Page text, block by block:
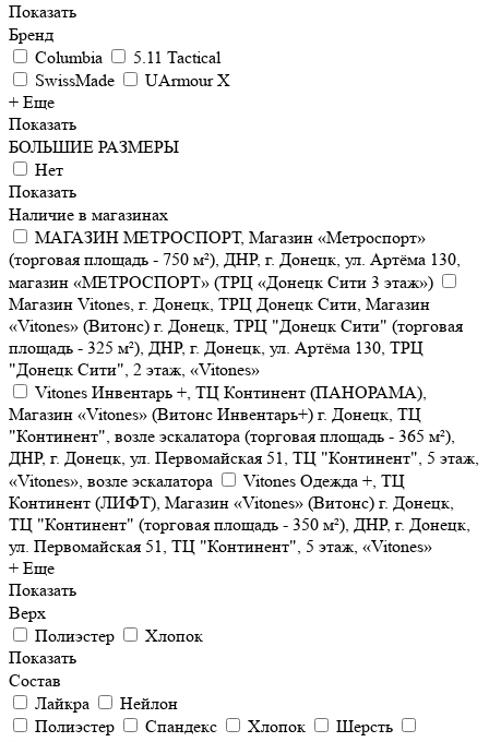
Показать
Бренд
Columbia
5.11 Tactical
SwissMade
UArmour X
+ Еще
Показать
БОЛЬШИЕ РАЗМЕРЫ
Нет
Показать
Наличие в магазинах
МАГАЗИН МЕТРОСПОРТ, Магазин «Метроспорт»
(торговая площадь - 750 м²), ДНР, г. Донецк, ул. Артёма 130,
магазин «МЕТРОСПОРТ» (ТРЦ «Донецк Сити 3 этаж»)
Магазин Vitones, г. Донецк, ТРЦ Донецк Сити, Магазин
«Vitones» (Витонс) г. Донецк, ТРЦ "Донецк Сити" (торговая
площадь - 325 м²), ДНР, г. Донецк, ул. Артёма 130, ТРЦ
"Донецк Сити", 2 этаж, «Vitones»
Vitones Инвентарь +, ТЦ Континент (ПАНОРАМА),
Магазин «Vitones» (Витонс Инвентарь+) г. Донецк, ТЦ
"Континент", возле эскалатора (торговая площадь - 365 м²),
ДНР, г. Донецк, ул. Первомайская 51, ТЦ "Континент", 5 этаж,
«Vitones», возле эскалатора
Vitones Одежда +, ТЦ
Континент (ЛИФТ), Магазин «Vitones» (Витонс) г. Донецк,
ТЦ "Континент" (торговая площадь - 350 м²), ДНР, г. Донецк,
ул. Первомайская 51, ТЦ "Континент", 5 этаж, «Vitones»
+ Еще
Показать
Верх
Полиэстер
Хлопок
Показать
Состав
Лайкра
Нейлон
Полиэстер
Спандекс Хлопок
Шерсть